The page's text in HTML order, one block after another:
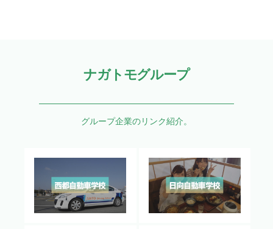
ナガトモグループ
グループ企業のリンク紹介。